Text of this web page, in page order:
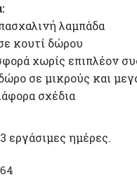
λαμπάδα
κουτί δώρου
χωρίς επιπλέον
σε μικρούς και
σχέδια
εργάσιμες ημέρες.